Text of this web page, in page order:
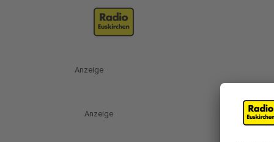
Anzeige
Anzeige